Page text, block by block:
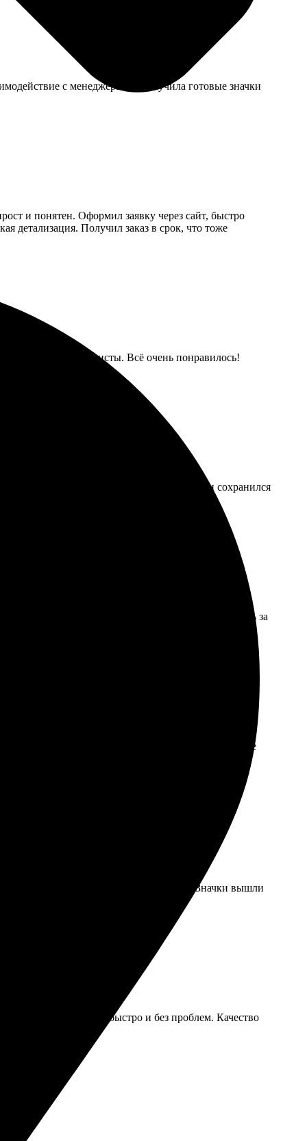
с менеджерами. Получила готовые значки
и понятен. Оформил заявку через сайт, быстро
детализация. Получил заказ в срок, что тоже
Вежливые специалисты. Всё очень понравилось!
заранее. Значки вышли крутые, дизайн сохранился
картинки яркие и четкие. Обязательно вернусь за
пришёл быстро, менеджер подсказал, что лучше
закажу вновь, удобно и интересно. Рекомендую
сделали всё в срок, качество отличное. Значки вышли
свою партию быстро и без проблем. Качество